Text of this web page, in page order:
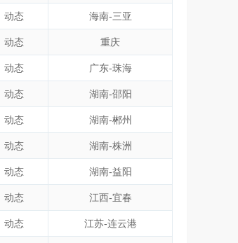
动态 海南-三亚
动态 重庆
动态 广东-珠海
动态 湖南-邵阳
动态 湖南-郴州
动态 湖南-株洲
动态 湖南-益阳
动态 江西-宜春
动态 江苏-连云港